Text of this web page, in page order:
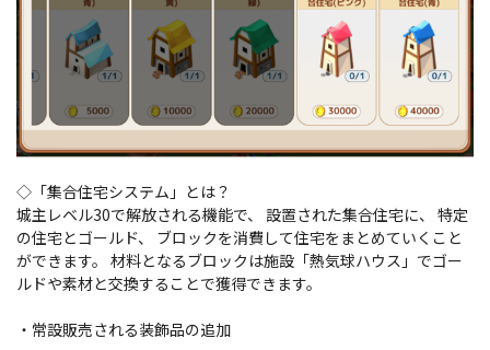
◇「集合住宅システム」とは？
城主レベル30で解放される機能で、 設置された集合住宅に、 特定
の住宅とゴールド、 ブロックを消費して住宅をまとめていくこと
ができます。 材料となるブロックは施設「熱気球ハウス」でゴー
ルドや素材と交換することで獲得できます。
・常設販売される装飾品の追加